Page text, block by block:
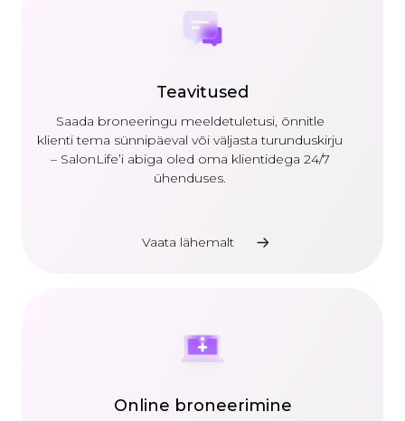
Online broneerimine
Teavitused
Saada broneeringu meeldetuletusi, õnnitle
klienti tema sünnipäeval või väljasta turunduskirju
– SalonLife’i abiga oled oma klientidega 24/7
ühenduses.
Vaata lähemalt